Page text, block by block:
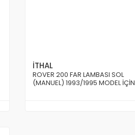
İTHAL
ROVER 200 FAR LAMBASI SOL
(MANUEL) 1993/1995 MODEL İÇİN